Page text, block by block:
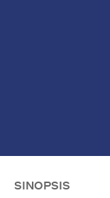
SINOPSIS